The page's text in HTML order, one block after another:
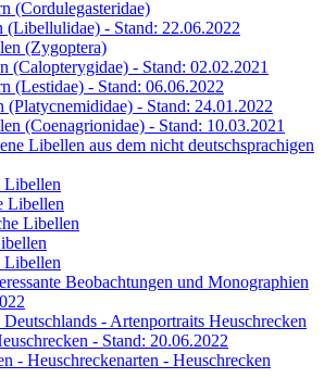
(Cordulegasteridae)
(Libellulidae) - Stand: 22.06.2022
(Zygoptera)
(Calopterygidae) - Stand: 02.02.2021
(Lestidae) - Stand: 06.06.2022
(Platycnemididae) - Stand: 24.01.2022
(Coenagrionidae) - Stand: 10.03.2021
Libellen aus dem nicht deutschsprachigen
Libellen
Libellen
Libellen
Libellen
Beobachtungen und Monographien
- Artenportraits Heuschrecken
- Stand: 20.06.2022
- Heuschreckenarten - Heuschrecken